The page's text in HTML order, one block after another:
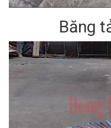
Băng